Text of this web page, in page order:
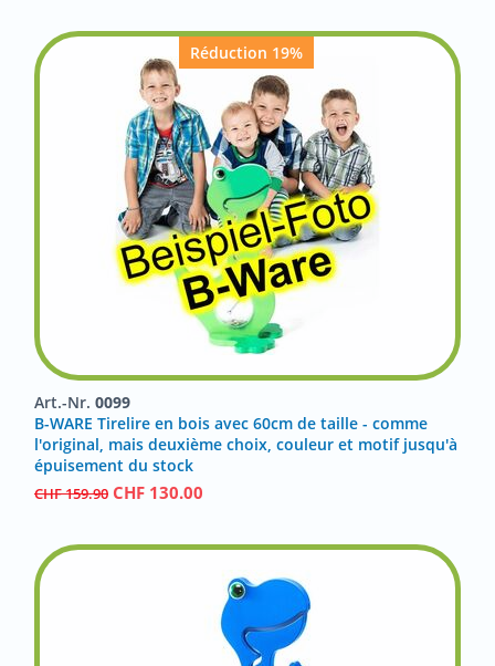
Réduction 19%
Art.-Nr. 0099
B-WARE Tirelire en bois avec 60cm de taille - comme
l'original, mais deuxième choix, couleur et motif jusqu'à
épuisement du stock
CHF159.90 CHF 130.00